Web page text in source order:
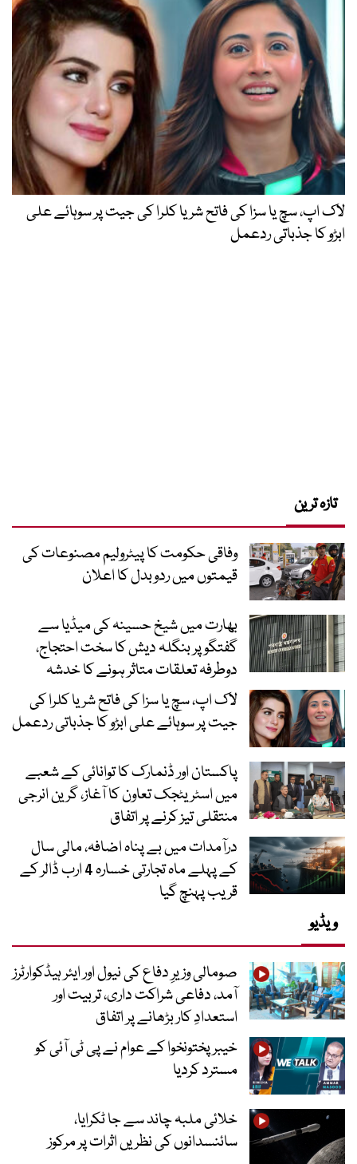
لاک اپ، سچ یا سزا کی فاتح شریا کلرا کی جیت پر سوہائے علی
ابڑو کا جذباتی ردعمل
تازہ ترین
وفاقی حکومت کا پیٹرولیم مصنوعات کی
قیمتوں میں ردوبدل کا اعلان
بھارت میں شیخ حسینہ کی میڈیا سے
گفتگو پر بنگلہ دیش کا سخت احتجاج،
دوطرفہ تعلقات متاثر ہونے کا خدشہ
لاک اپ، سچ یا سزا کی فاتح شریا کلرا کی
جیت پر سوہائے علی ابڑو کا جذباتی ردعمل
پاکستان اور ڈنمارک کا توانائی کے شعبے
میں اسٹریٹجک تعاون کا آغاز، گرین انرجی
منتقلی تیز کرنے پر اتفاق
درآمدات میں بے پناہ اضافہ، مالی سال
کے پہلے ماہ تجارتی خسارہ 4 ارب ڈالر کے
قریب پہنچ گیا
ویڈیو
صومالی وزیرِ دفاع کی نیول اور ایئر ہیڈکوارٹرز
آمد، دفاعی شراکت داری، تربیت اور
استعدادِ کار بڑھانے پر اتفاق
خیبرپختونخوا کے عوام نے پی ٹی آئی کو
مسترد کردیا
خلائی ملبہ چاند سے جا ٹکرایا،
سائنسدانوں کی نظریں اثرات پر مرکوز